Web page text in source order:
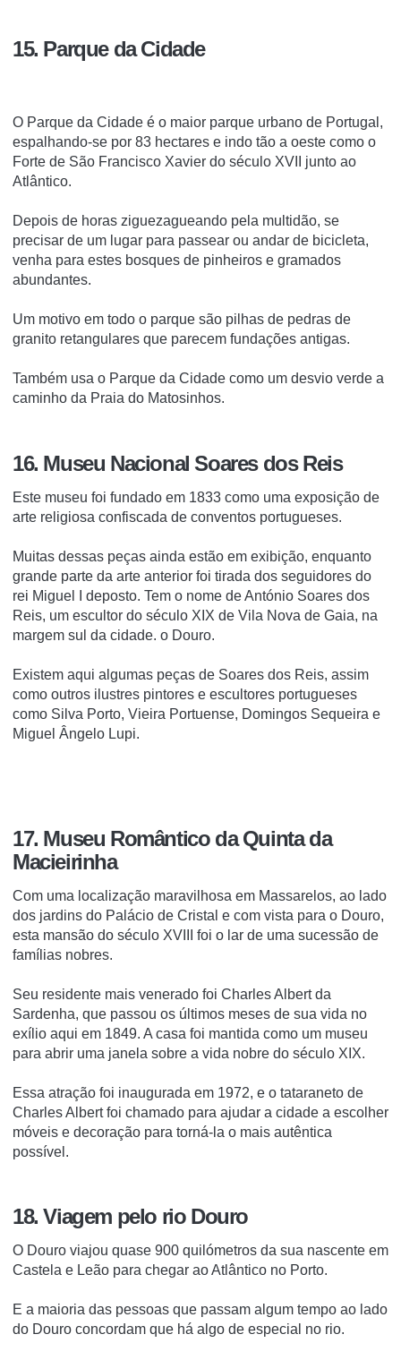
15. Parque da Cidade
O Parque da Cidade é o maior parque urbano de Portugal,
espalhando-se por 83 hectares e indo tão a oeste como o
Forte de São Francisco Xavier do século XVII junto ao
Atlântico.
Depois de horas ziguezagueando pela multidão, se
precisar de um lugar para passear ou andar de bicicleta,
venha para estes bosques de pinheiros e gramados
abundantes.
Um motivo em todo o parque são pilhas de pedras de
granito retangulares que parecem fundações antigas.
Também usa o Parque da Cidade como um desvio verde a
caminho da Praia do Matosinhos.
16. Museu Nacional Soares dos Reis
Este museu foi fundado em 1833 como uma exposição de
arte religiosa confiscada de conventos portugueses.
Muitas dessas peças ainda estão em exibição, enquanto
grande parte da arte anterior foi tirada dos seguidores do
rei Miguel I deposto. Tem o nome de António Soares dos
Reis, um escultor do século XIX de Vila Nova de Gaia, na
margem sul da cidade. o Douro.
Existem aqui algumas peças de Soares dos Reis, assim
como outros ilustres pintores e escultores portugueses
como Silva Porto, Vieira Portuense, Domingos Sequeira e
Miguel Ângelo Lupi.
17. Museu Romântico da Quinta da
Macieirinha
Com uma localização maravilhosa em Massarelos, ao lado
dos jardins do Palácio de Cristal e com vista para o Douro,
esta mansão do século XVIII foi o lar de uma sucessão de
famílias nobres.
Seu residente mais venerado foi Charles Albert da
Sardenha, que passou os últimos meses de sua vida no
exílio aqui em 1849. A casa foi mantida como um museu
para abrir uma janela sobre a vida nobre do século XIX.
Essa atração foi inaugurada em 1972, e o tataraneto de
Charles Albert foi chamado para ajudar a cidade a escolher
móveis e decoração para torná-la o mais autêntica
possível.
18. Viagem pelo rio Douro
O Douro viajou quase 900 quilómetros da sua nascente em
Castela e Leão para chegar ao Atlântico no Porto.
E a maioria das pessoas que passam algum tempo ao lado
do Douro concordam que há algo de especial no rio.